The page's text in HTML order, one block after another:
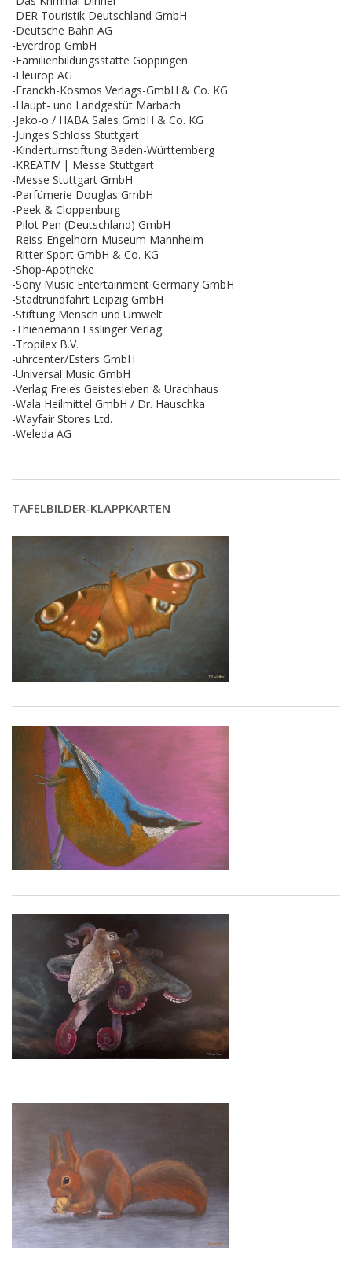
-DER Touristik Deutschland GmbH
-Deutsche Bahn AG
-Everdrop GmbH
-Familienbildungsstätte Göppingen
-Fleurop AG
-Franckh-Kosmos Verlags-GmbH & Co. KG
-Haupt- und Landgestüt Marbach
-Jako-o / HABA Sales GmbH & Co. KG
-Junges Schloss Stuttgart
-Kinderturnstiftung Baden-Württemberg
-KREATIV | Messe Stuttgart
-Messe Stuttgart GmbH
-Parfümerie Douglas GmbH
-Peek & Cloppenburg
-Pilot Pen (Deutschland) GmbH
-Reiss-Engelhorn-Museum Mannheim
-Ritter Sport GmbH & Co. KG
-Shop-Apotheke
-Sony Music Entertainment Germany GmbH
-Stadtrundfahrt Leipzig GmbH
-Stiftung Mensch und Umwelt
-Thienemann Esslinger Verlag
-Tropilex B.V.
-uhrcenter/Esters GmbH
-Universal Music GmbH
-Verlag Freies Geistesleben & Urachhaus
-Wala Heilmittel GmbH / Dr. Hauschka
-Wayfair Stores Ltd.
-Weleda AG
TAFELBILDER-KLAPPKARTEN